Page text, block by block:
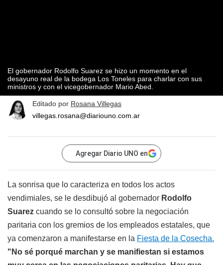
El gobernador Rodolfo Suarez se hizo un momento en el
desayuno real de la bodega Los Toneles para charlar con sus
ministros y con el vicegobernador Mario Abed.
Editado por Rosana Villegas
villegas.rosana@diariouno.com.ar
Agregar Diario UNO en
La sonrisa que lo caracteriza en todos los actos
vendimiales, se le desdibujó al gobernador Rodolfo
Suarez cuando se lo consultó sobre la negociación
paritaria con los gremios de los empleados estatales, que
ya comenzaron a manifestarse en la Fiesta de la Cosecha.
"No sé porqué marchan y se manifiestan si estamos